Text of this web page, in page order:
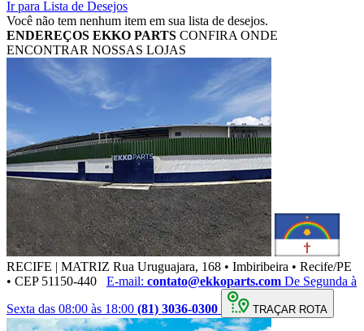
Ir para Lista de Desejos
Você não tem nenhum item em sua lista de desejos.
ENDEREÇOS EKKO PARTS CONFIRA ONDE
ENCONTRAR NOSSAS LOJAS
RECIFE | MATRIZ Rua Uruguajara, 168 • Imbiribeira • Recife/PE
• CEP 51150-440
E-mail: contato@ekkoparts.com De Segunda à
Sexta das 08:00 às 18:00 (81) 3036-0300 TRAÇAR ROTA